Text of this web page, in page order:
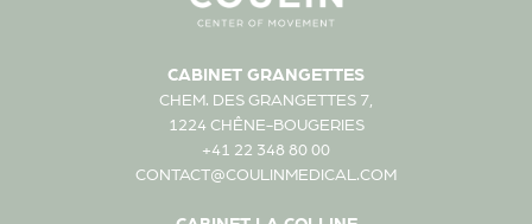
CABINET GRANGETTES
CHEM. DES GRANGETTES 7,
1224 CHÊNE-BOUGERIES
+41 22 348 80 00
CONTACT@COULINMEDICAL.COM